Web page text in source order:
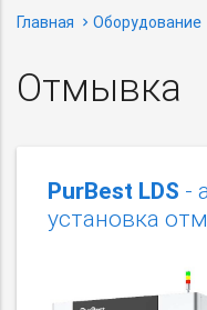
Главная Оборудование
Отмывка
PurBest LDS -
установка